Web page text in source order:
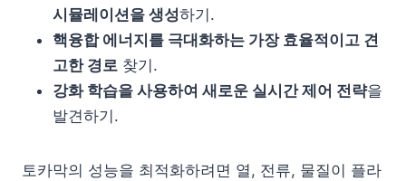
시뮬레이션을 생성하기.
핵융합 에너지를 극대화하는 가장 효율적이고 견
고한 경로 찾기.
강화 학습을 사용하여 새로운 실시간 제어 전략을
발견하기.
토카막의 성능을 최적화하려면 열, 전류, 물질이 플라